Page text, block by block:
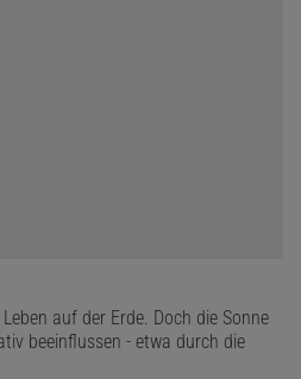
auf der Erde. Doch die Sonne
beeinflussen - etwa durch die